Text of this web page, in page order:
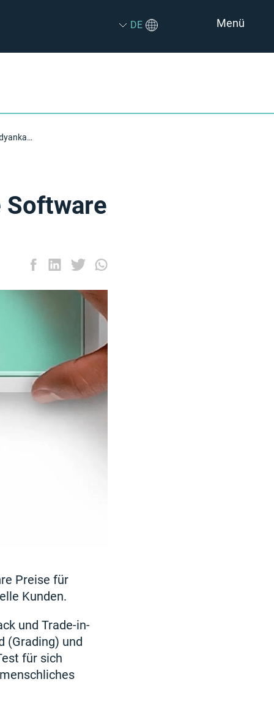
DE Menü
NSYS Group entwickelte eine neue Software für Handyankauf und -Trade‑in
Software
Preise für
Kunden.
und Trade-in-
(Grading) und
für sich